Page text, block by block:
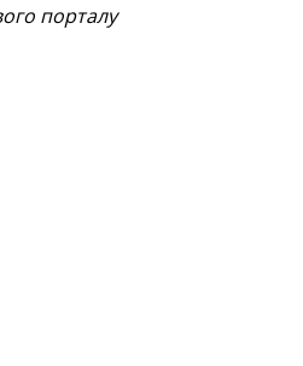
порталу